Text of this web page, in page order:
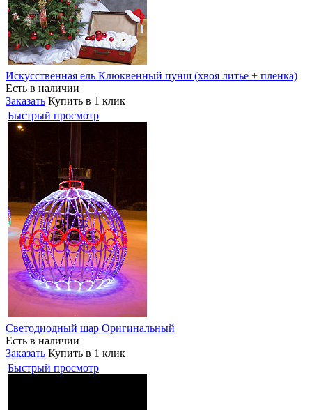
Искусственная ель Клюквенный пунш (хвоя литье + пленка)
Есть в наличии
Заказать Купить в 1 клик
Быстрый просмотр
Светодиодный шар Оригинальный
Есть в наличии
Заказать Купить в 1 клик
Быстрый просмотр